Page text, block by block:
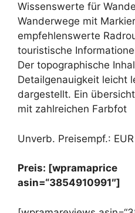
Wissenswerte für
Wanderwege mit
empfehlenswerte
touristische
Der topographische
Detailgenauigkeit leicht
dargestellt. Ein
mit zahlreichen Farbfot
Unverb. Preisempf.:
Preis: [wpramaprice
asin=“3854910991″]